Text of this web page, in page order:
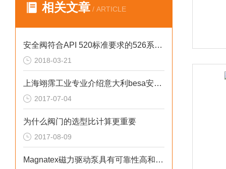
相关文章 / ARTICLE
安全阀符合API 520标准要求的526系列上海富肯价格
2018-03-21
上海翊霈工业专业介绍意大利besa安全阀的结构特点和选用
2017-07-04
为什么阀门的选型比计算更重要
2017-08-09
Magnatex磁力驱动泵具有可靠性高和维护成本低的特点